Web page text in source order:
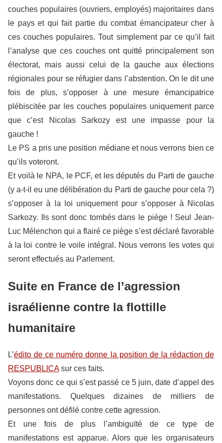
couches populaires (ouvriers, employés) majoritaires dans
le pays et qui fait partie du combat émancipateur cher à
ces couches populaires. Tout simplement par ce qu’il fait
l’analyse que ces couches ont quitté principalement son
électorat, mais aussi celui de la gauche aux élections
régionales pour se réfugier dans l’abstention. On le dit une
fois de plus, s’opposer à une mesure émancipatrice
plébiscitée par les couches populaires uniquement parce
que c’est Nicolas Sarkozy est une impasse pour la
gauche !
Le PS a pris une position médiane et nous verrons bien ce
qu’ils voteront.
Et voilà le NPA, le PCF, et les députés du Parti de gauche
(y a-t-il eu une délibération du Parti de gauche pour cela ?)
s’opposer à la loi uniquement pour s’opposer à Nicolas
Sarkozy. Ils sont donc tombés dans le piège ! Seul Jean-
Luc Mélenchon qui a flairé ce piège s’est déclaré favorable
à la loi contre le voile intégral. Nous verrons les votes qui
seront effectués au Parlement.
Suite en France de l’agression
israélienne contre la flottille
humanitaire
L’édito de ce numéro donne la position de la rédaction de
RESPUBLICAsur ces faits.
Voyons donc ce qui s’est passé ce 5 juin, date d’appel des
manifestations. Quelques dizaines de milliers de
personnes ont défilé contre cette agression.
Et une fois de plus l’ambiguïté de ce type de
manifestations est apparue. Alors que les organisateurs